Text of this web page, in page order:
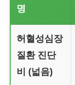
명
허혈성심장
질환 진단
비
(넓음)